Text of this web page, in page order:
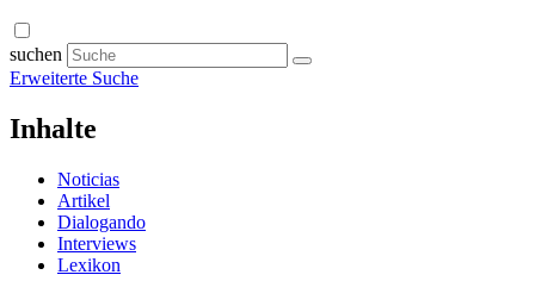
suchen
Erweiterte Suche
Inhalte
Noticias
Artikel
Dialogando
Interviews
Lexikon